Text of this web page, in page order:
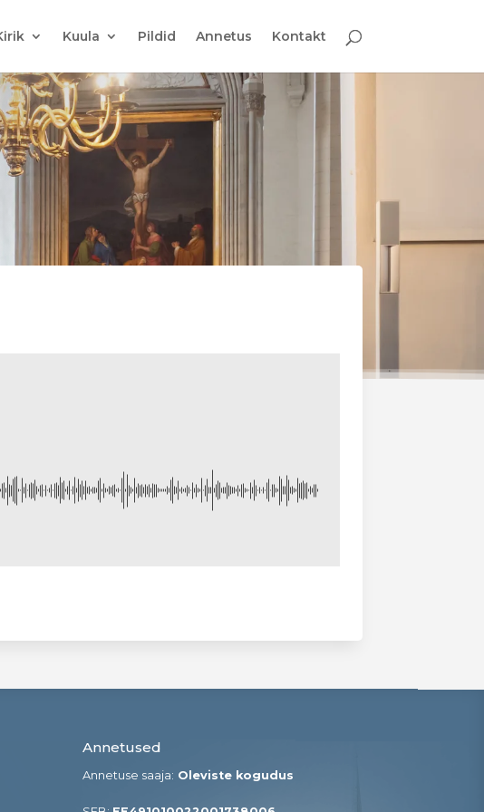
Kuula Pildid Annetus Kontakt
Annetused
Annetuse saaja: Oleviste kogudus